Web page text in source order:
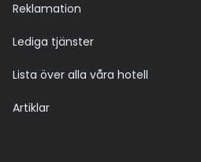
Reklamation
Lediga tjänster
Lista över alla våra hotell
Artiklar